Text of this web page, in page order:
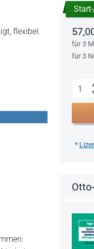
flexibel.
für 3
für 3
Anzahl
*